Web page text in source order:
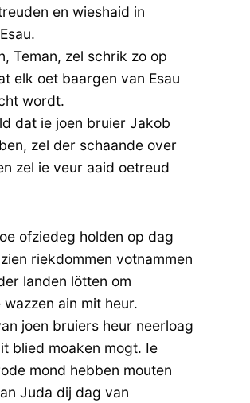
en wieshaid in
Teman, zel schrik zo op
elk oet baargen van Esau
wordt.
dat ie joen bruier Jakob
zel der schaande over
zel ie veur aaid oetreud
ofziedeg holden op dag
riekdommen votnammen
landen lötten om
ain mit heur.
joen bruiers heur neerloag
blied moaken mogt. Ie
mond hebben mouten
Juda dij dag van